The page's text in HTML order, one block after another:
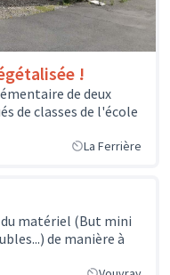
!
de deux
de classes de l'école
La Ferrière
matériel (But mini
de manière à